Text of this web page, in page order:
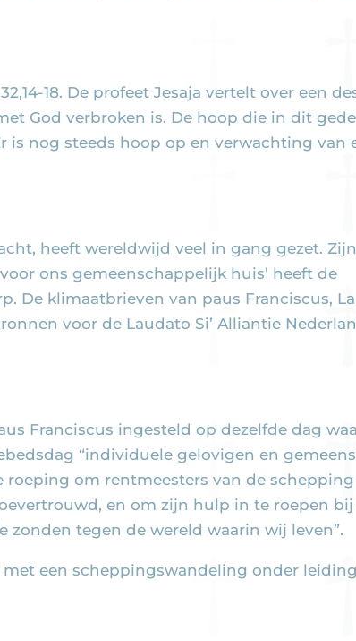
18. De profeet Jesaja vertelt over een
God verbroken is. De hoop die in dit
nog steeds hoop op en verwachting van
heeft wereldwijd veel in gang gezet.
ons gemeenschappelijk huis’ heeft de
klimaatbrieven van paus Franciscus,
voor de Laudato Si’ Alliantie
Franciscus ingesteld op dezelfde dag
“individuele gelovigen en
om rentmeesters van de
en om zijn hulp in te roepen
tegen de wereld waarin wij leven”.
een scheppingswandeling onder